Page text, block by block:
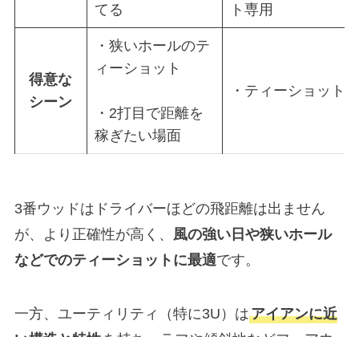
てる
ト専用
得意な
シーン
・狭いホールのテ
ィーショット
・2打目で距離を
稼ぎたい場面
・ティーショット
3番ウッドはドライバーほどの飛距離は出ません
が、より正確性が高く、
風の強い日や狭いホール
などでのティーショットに最適です。
一方、ユーティリティ（特に3U）はアイアンに近